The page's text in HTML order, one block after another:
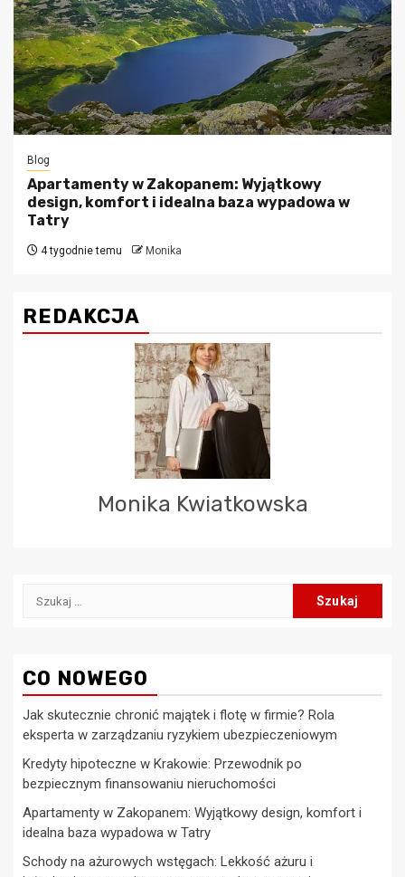
Blog
Apartamenty w Zakopanem: Wyjątkowy
design, komfort i idealna baza wypadowa w
Tatry
4 tygodnie temu Monika
REDAKCJA
Monika Kwiatkowska
Szukaj:
CO NOWEGO
Jak skutecznie chronić majątek i flotę w firmie? Rola
eksperta w zarządzaniu ryzykiem ubezpieczeniowym
Kredyty hipoteczne w Krakowie: Przewodnik po
bezpiecznym finansowaniu nieruchomości
Apartamenty w Zakopanem: Wyjątkowy design, komfort i
idealna baza wypadowa w Tatry
Schody na ażurowych wstęgach: Lekkość ażuru i